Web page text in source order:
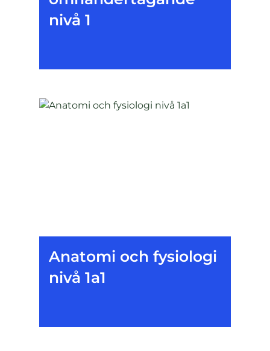
nivå 1
Anatomi och fysiologi
nivå 1a1